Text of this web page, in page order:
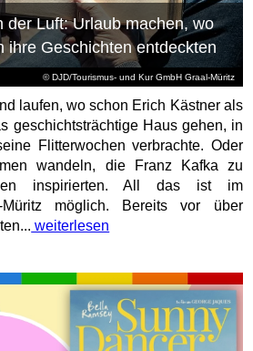
© DJD/Tourismus- und Kur GmbH Graal-Müritz
der Luft: Urlaub machen, wo
ihre Geschichten entdeckten
laufen, wo schon Erich Kästner als
geschichtsträchtige Haus gehen, in
Flitterwochen verbrachte. Oder
wandeln, die Franz Kafka zu
inspirierten. All das ist im
Müritz möglich. Bereits vor über
weiterlesen